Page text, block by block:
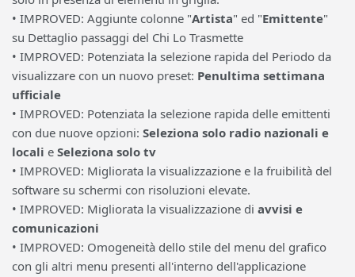
• IMPROVED: Aggiunte colonne "Artista" ed "Emittente"
su Dettaglio passaggi del Chi Lo Trasmette
• IMPROVED: Potenziata la selezione rapida del Periodo da
visualizzare con un nuovo preset: Penultima settimana
ufficiale
• IMPROVED: Potenziata la selezione rapida delle emittenti
con due nuove opzioni: Seleziona solo radio nazionali e
locali e Seleziona solo tv
• IMPROVED: Migliorata la visualizzazione e la fruibilità del
software su schermi con risoluzioni elevate.
• IMPROVED: Migliorata la visualizzazione di avvisi e
comunicazioni
• IMPROVED: Omogeneità dello stile del menu del grafico
con gli altri menu presenti all'interno dell'applicazione